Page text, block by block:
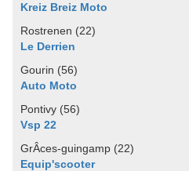
Kreiz Breiz Moto
Rostrenen (22)
Le Derrien
Gourin (56)
Auto Moto
Pontivy (56)
Vsp 22
GrÂces-guingamp (22)
Equip'scooter